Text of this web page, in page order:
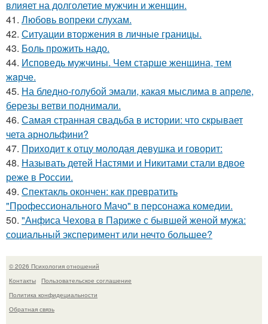
влияет на долголетие мужчин и женщин.
41. Любовь вопреки слухам.
42. Ситуации вторжения в личные границы.
43. Боль прожить надо.
44. Исповедь мужчины. Чeм старше женщина, тем
жaрче.
45. На бледно-голубой эмали, какая мыслима в апреле,
березы ветви поднимали.
46. Самая странная свадьба в истории: что скрывает
чета арнольфини?
47. Приходит к отцу молодая девушка и говорит:
48. Называть детей Настями и Никитами стали вдвое
реже в России.
49. Спектакль окончен: как превратить
"Профессионального Мачо" в персонажа комедии.
50. "Анфиса Чехова в Париже с бывшей женой мужа:
социальный эксперимент или нечто большее?
© 2026 Психология отношений
Контакты
Пользовательское соглашение
Политика конфидециальности
Обратная связь